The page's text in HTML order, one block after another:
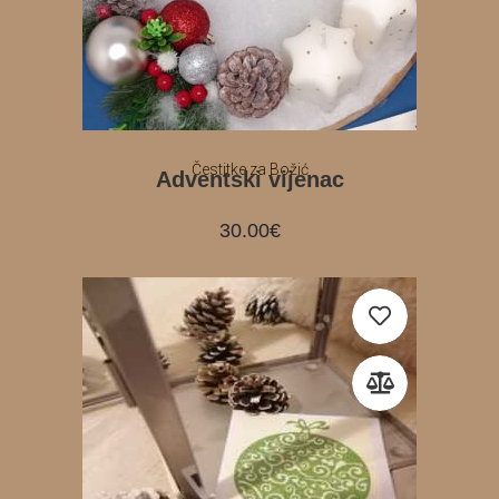
Čestitke za Božić
Adventski vijenac
30.00€